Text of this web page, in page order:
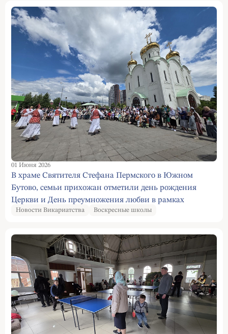
01 Июня 2026
В храме Святителя Стефана Пермского в Южном
Бутово, семьи прихожан отметили день рождения
Церкви и День преумножения любви в рамках
Всероссийской недели семьи.
Новости Викариатства Воскресные школы